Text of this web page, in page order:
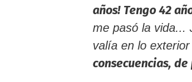
años! Tengo 42
me pasó la vida...
valía en lo
consecuencias,